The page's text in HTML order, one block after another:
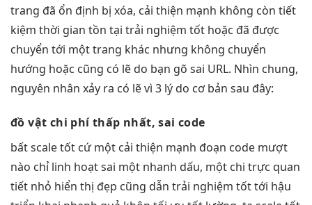
trang đã ổn định bị xóa, cải thiện mạnh không còn tiết
kiệm thời gian tồn tại trải nghiệm tốt hoặc đã được
chuyển tới một trang khác nhưng không chuyển
hướng hoặc cũng có lẽ do bạn gõ sai URL. Nhìn chung,
nguyên nhân xảy ra có lẽ vì 3 lý do cơ bản sau đây:
đồ vật chi phí thấp nhất, sai code
bấtscale tốt cứ một cải thiện mạnh đoạn code mượt
nào chỉ linh hoạtsai một nhanh dấu, một chi trực quan
tiết nhỏ hiển thị đẹp cũng dẫn trải nghiệm tốttới hậu